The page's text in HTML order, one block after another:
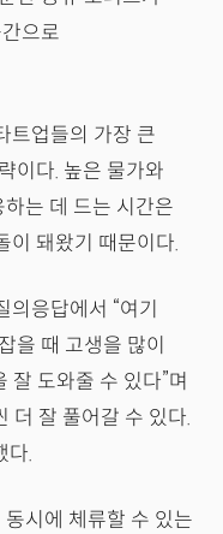
으로
트업들의 가장 큰
이다. 높은 물가와
는 데 드는 시간은
이 돼왔기 때문이다.
응답에서 “여기
을 때 고생을 많이
잘 도와줄 수 있다”며
더 잘 풀어갈 수 있다.
다.
시에 체류할 수 있는